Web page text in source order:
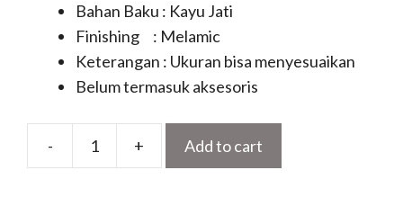
Bahan Baku : Kayu Jati
Finishing : Melamic
Keterangan : Ukuran bisa menyesuaikan
Belum termasuk aksesoris
-
Model
+ Add to cart